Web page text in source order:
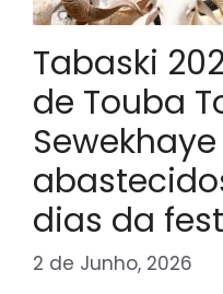
Tabaski
de Touba
dias da
2 de Junho, 2026